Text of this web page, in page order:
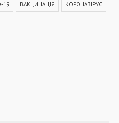
19 ВАКЦИНАЦІЯ КОРОНАВІРУС